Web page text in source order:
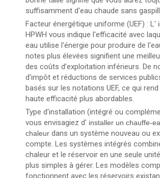
suffisamment d'eau chaude sans
Facteur énergétique uniforme (UEF) : L'
HPWH vous indique l'efficacité avec
eau utilise l'énergie pour produire de
notes plus élevées signifient une
des coûts d’exploitation inférieurs. De
d'impôt et réductions de services
basés sur les notations UEF, ce qui
haute efficacité plus abordables.
Type d'installation (intégré ou
vous envisagiez d' installer un chauffe-
chaleur dans un système nouveau ou
compte. Les systèmes intégrés
chaleur et le réservoir en une seule
plus simples à gérer. Les modèles
fonctionnent avec les réservoirs